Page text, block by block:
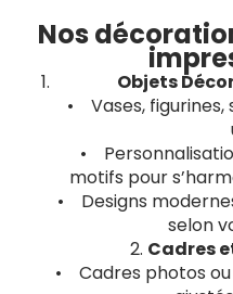
Nos
Objets
• Vases,
•
motifs pour
• Designs
selon
2. Cadres
• Cadres photos